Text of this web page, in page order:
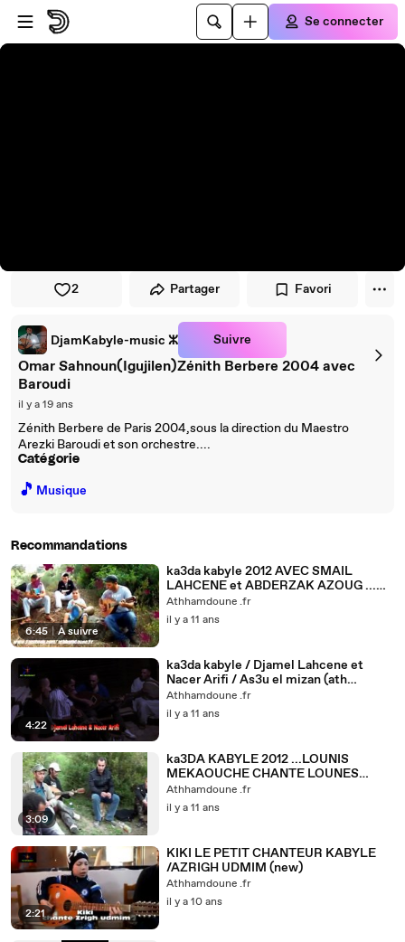
Passer au player
Passer au contenu principal
Se connecter
2 Partager Favori
DjamKabyle-music ⵣ Suivre
Omar Sahnoun(Igujilen)Zénith Berbere 2004 avec
Baroudi
il y a 19 ans
Zénith Berbere de Paris 2004,sous la direction du Maestro
Arezki Baroudi et son orchestre....
Catégorie
🎵 Musique
Recommandations
6:45 | À suivre
ka3da kabyle 2012 AVEC SMAIL
LAHCENE et ABDERZAK AZOUG ...
(ath hamdoune)
Athhamdoune .fr
il y a 11 ans
4:22
ka3da kabyle / Djamel Lahcene et
Nacer Arifi / As3u el mizan (ath
hamdoune)
Athhamdoune .fr
il y a 11 ans
3:09
ka3DA KABYLE 2012 ...LOUNIS
MEKAOUCHE CHANTE LOUNES
MATOUB(MA DARSSAS IGNEQEN
)ath hamdoune
Athhamdoune .fr
il y a 11 ans
2:21
KIKI LE PETIT CHANTEUR KABYLE
/AZRIGH UDMIM (new)
Athhamdoune .fr
il y a 10 ans